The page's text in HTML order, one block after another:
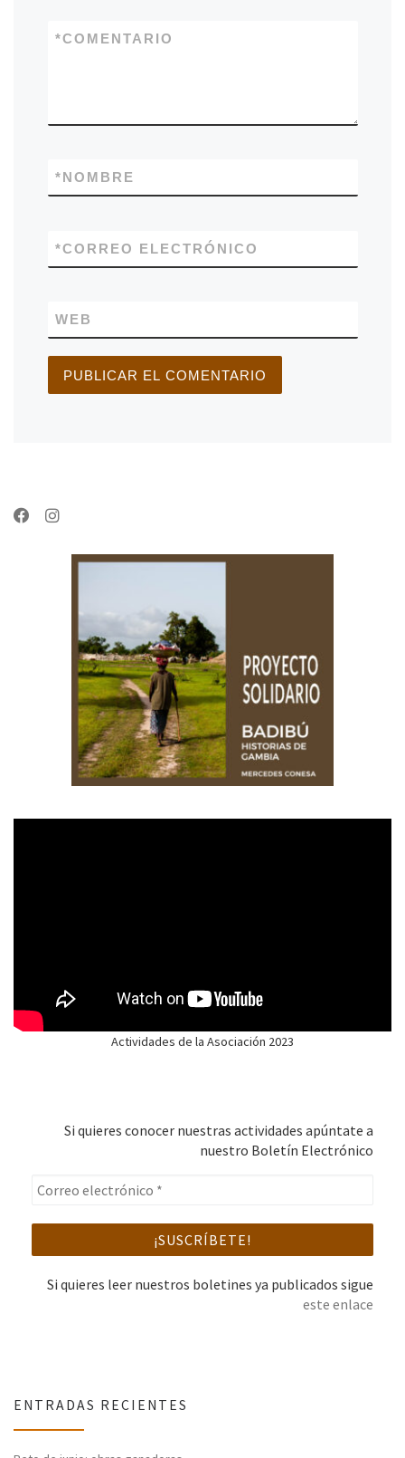
COMENTARIO
*
NOMBRE
*
CORREO ELECTRÓNICO
*
WEB
Actividades de la Asociación 2023
Si quieres conocer nuestras actividades apúntate a
nuestro Boletín Electrónico
Si quieres leer nuestros boletines ya publicados sigue
este enlace
ENTRADAS RECIENTES